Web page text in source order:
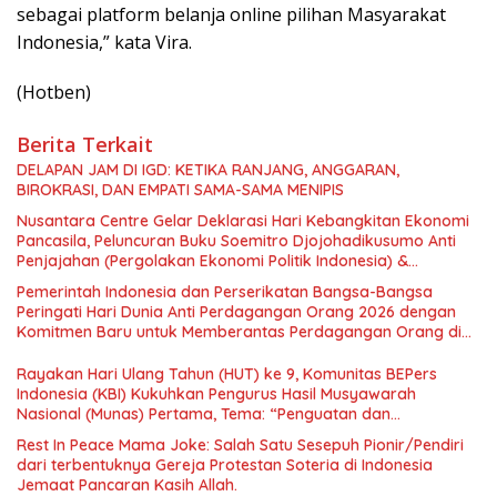
sebagai platform belanja online pilihan Masyarakat
Indonesia,” kata Vira.
(Hotben)
Berita Terkait
DELAPAN JAM DI IGD: KETIKA RANJANG, ANGGARAN,
BIROKRASI, DAN EMPATI SAMA-SAMA MENIPIS
Nusantara Centre Gelar Deklarasi Hari Kebangkitan Ekonomi
Pancasila, Peluncuran Buku Soemitro Djojohadikusumo Anti
Penjajahan (Pergolakan Ekonomi Politik Indonesia) &
Simposium Nasional “Urgensi Undang-Undang Perekonomian
Nasional dan Kesejahteraan Sosial dalam Menata Bangsa
Menuju Indonesia Emas 2045”,
Pemerintah Indonesia dan Perserikatan Bangsa-Bangsa
Peringati Hari Dunia Anti Perdagangan Orang 2026 dengan
Komitmen Baru untuk Memberantas Perdagangan Orang di
Rayakan Hari Ulang Tahun (HUT) ke 9, Komunitas BEPers
Indonesia (KBI) Kukuhkan Pengurus Hasil Musyawarah
Nasional (Munas) Pertama, Tema: “Penguatan dan
Pengembangan Organisasi KBI yang Berbasis Riset di seluruh
Indonesia dan Mancanegara”.
Rest In Peace Mama Joke: Salah Satu Sesepuh Pionir/Pendiri
dari terbentuknya Gereja Protestan Soteria di Indonesia
Jemaat Pancaran Kasih Allah.